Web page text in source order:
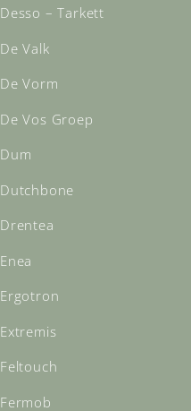
Desso – Tarkett
De Valk
De Vorm
De Vos Groep
Dum
Dutchbone
Drentea
Enea
Ergotron
Extremis
Feltouch
Fermob